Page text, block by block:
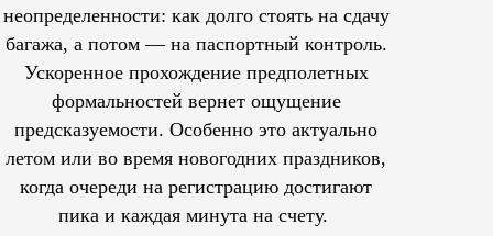
неопределенности: как долго стоять на сдачу
багажа, а потом — на паспортный контроль.
Ускоренное прохождение предполетных
формальностей вернет ощущение
предсказуемости. Особенно это актуально
летом или во время новогодних праздников,
когда очереди на регистрацию достигают
пика и каждая минута на счету.